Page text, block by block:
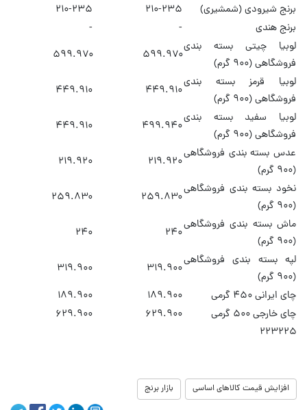
برنج شیرودی (شمشیری)
۲۱۰-۲۳۵
۲۱۰-۲۳۵
برنج هندی
-
-
لوبیا چیتی بسته بندی
فروشگاهی (۹۰۰ گرم)
۵۹۹.۹۷۰
۵۹۹.۹۷۰
لوبیا قرمز بسته بندی
فروشگاهی (۹۰۰ گرم)
۴۴۹.۹۱۰
۴۴۹.۹۱۰
لوبیا سفید بسته بندی
فروشگاهی (۹۰۰ گرم)
۴۹۹.۹۴۰
۴۴۹.۹۱۰
عدس بسته بندی فروشگاهی
(۹۰۰ گرم)
۲۱۹.۹۲۰
۲۱۹.۹۲۰
نخود بسته بندی فروشگاهی
(۹۰۰ گرم)
۲۵۹.۸۳۰
۲۵۹.۸۳۰
ماش بسته بندی فروشگاهی
(۹۰۰ گرم)
۲۴۰
۲۴۰
لپه بسته بندی فروشگاهی
(۹۰۰ گرم)
۳۱۹.۹۰۰
۳۱۹.۹۰۰
چای ایرانی ۴۵۰ گرمی
۱۸۹.۹۰۰
۱۸۹.۹۰۰
چای خارجی ۵۰۰ گرمی
۶۲۹.۹۰۰
۶۲۹.۹۰۰
۲۲۳۲۲۵
افزایش قیمت کالاهای اساسی بازار برنج